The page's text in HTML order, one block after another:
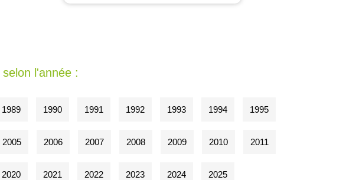
selon l'année :
1989 1990 1991 1992 1993 1994 1995
2005 2006 2007 2008 2009 2010 2011
2020 2021 2022 2023 2024 2025